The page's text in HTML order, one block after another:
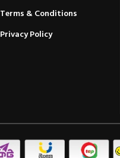
Terms & Conditions
Privacy Policy